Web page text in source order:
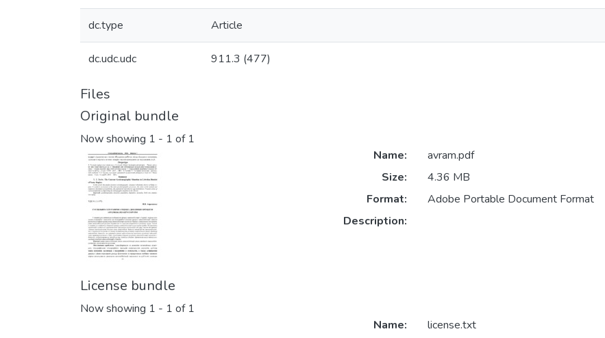
dc.type Article
dc.udc.udc 911.3 (477)
Files
Original bundle
Now showing 1 - 1 of 1
Name:
avram.pdf
Size:
4.36 MB
Format:
Adobe Portable Document Format
Description:
License bundle
Now showing 1 - 1 of 1
Name:
license.txt